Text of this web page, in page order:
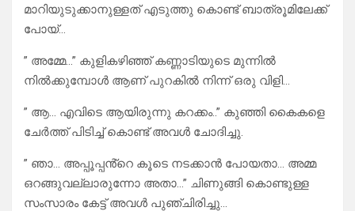
മാറിയുടുക്കാനുള്ളത് എടുത്തു കൊണ്ട് ബാത്രൂമിലേക്ക്
പോയ്…
” അമ്മേ…” കുളികഴിഞ്ഞ് കണ്ണാടിയുടെ മുന്നിൽ
നിൽക്കുമ്പോൾ ആണ് പുറകിൽ നിന്ന് ഒരു വിളി…
” ആ… എവിടെ ആയിരുന്നു കറക്കം..” കുഞ്ഞി കൈകളെ
ചേർത്ത് പിടിച്ച് കൊണ്ട് അവൾ ചോദിച്ചു.
” ഞാ… അപ്പൂപ്പൻ്റെ കൂടെ നടക്കാൻ പോയതാ… അമ്മ
ഒറങ്ങുവല്ലാരുന്നോ അതാ…” ചിണുങ്ങി കൊണ്ടുള്ള
സംസാരം കേട്ട് അവൾ പുഞ്ചിരിച്ചു…